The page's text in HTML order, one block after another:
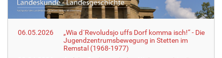
e
:
06.05.2026
„Wia d´Revoludsjo uffs Dorf komma isch!“ - Die
Jugendzentrumsbewegung in Stetten im
Remstal (1968-1977)